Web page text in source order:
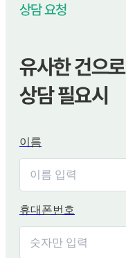
상담 요청
유사한 건으로
상담 필요시
이름
휴대폰번호